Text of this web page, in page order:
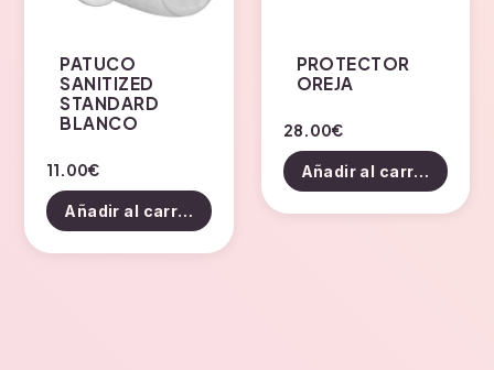
PATUCO
SANITIZED
STANDARD
BLANCO
11.00€
Añadir al carrito
PROTECTOR
OREJA
28.00€
Añadir al carrito